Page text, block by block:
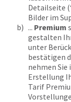
Detailseite
Bilder im
b) ... Premium
gestalten
unter
bestätigen
nehmen Sie
Erstellung
Tarif